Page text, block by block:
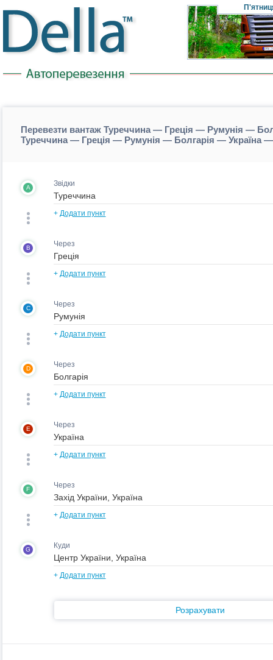
Перевезти вантаж Туреччина — Греція — Румунія —
Туреччина — Греція — Румунія — Болгарія — Україна —
A Звідки
+ Додати пункт
B Через
+ Додати пункт
C Через
+ Додати пункт
D Через
+ Додати пункт
E Через
+ Додати пункт
F Через
+ Додати пункт
G Куди
+ Додати пункт
Розрахувати